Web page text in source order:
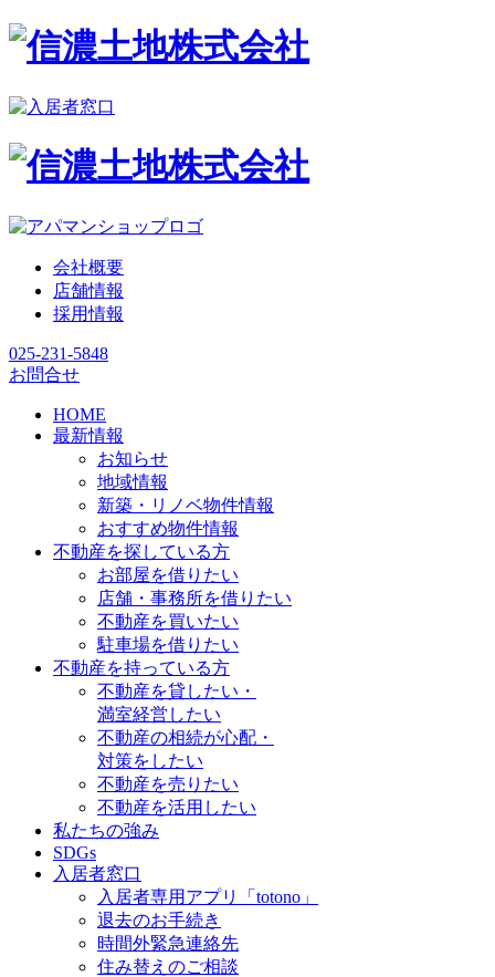
会社概要
店舗情報
採用情報
025-231-5848
お問合せ
HOME
最新情報
お知らせ
地域情報
新築・リノベ物件情報
おすすめ物件情報
不動産を探している方
お部屋を借りたい
店舗・事務所を借りたい
不動産を買いたい
駐車場を借りたい
不動産を持っている方
不動産を貸したい・
満室経営したい
不動産の相続が心配・
対策をしたい
不動産を売りたい
不動産を活用したい
私たちの強み
SDGs
入居者窓口
入居者専用アプリ「totono」
退去のお手続き
時間外緊急連絡先
住み替えのご相談